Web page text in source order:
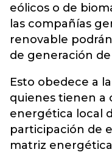
eólicos o de
las compañías
renovable
de generación de
Esto obedece a
quienes tienen a
energética local
participación de
matriz